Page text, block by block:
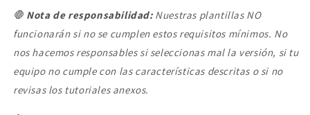
🛑 Nota de responsabilidad:Nuestras plantillas NO
funcionarán si no se cumplen estos requisitos mínimos. No
nos hacemos responsables si seleccionas mal la versión, si tu
equipo no cumple con las características descritas o si no
revisas los tutoriales anexos.